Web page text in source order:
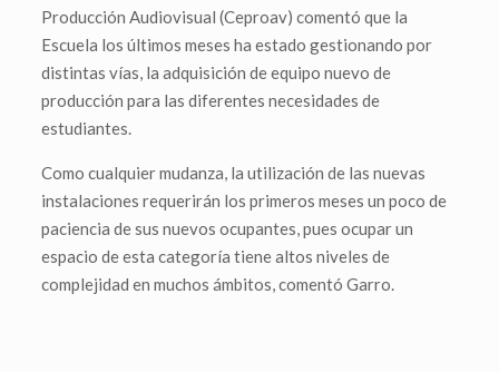
Producción Audiovisual (Ceproav) comentó que la
Escuela los últimos meses ha estado gestionando por
distintas vías, la adquisición de equipo nuevo de
producción para las diferentes necesidades de
estudiantes.
Como cualquier mudanza, la utilización de las nuevas
instalaciones requerirán los primeros meses un poco de
paciencia de sus nuevos ocupantes, pues ocupar un
espacio de esta categoría tiene altos niveles de
complejidad en muchos ámbitos, comentó Garro.